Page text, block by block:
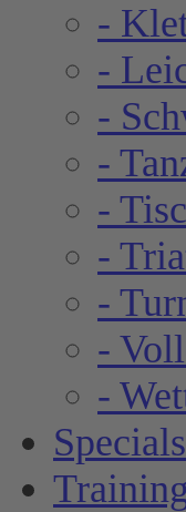
-
-
-
-
-
-
-
-
-
Specials